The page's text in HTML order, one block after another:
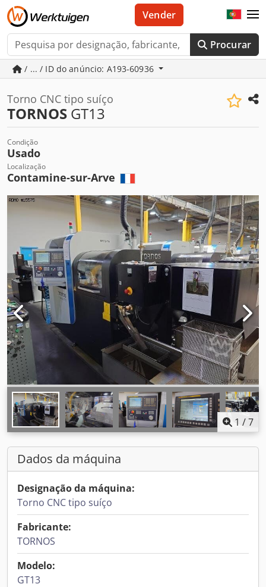
Procurar
Vender
/ ... / ID do anúncio: A193-60936
Torno CNC tipo suíço
TORNOS GT13
Condição
Usado
Localização
Contamine-sur-Arve
1 /7
Dados da máquina
Designação da máquina:
Torno CNC tipo suíço
Fabricante:
TORNOS
Modelo:
GT13